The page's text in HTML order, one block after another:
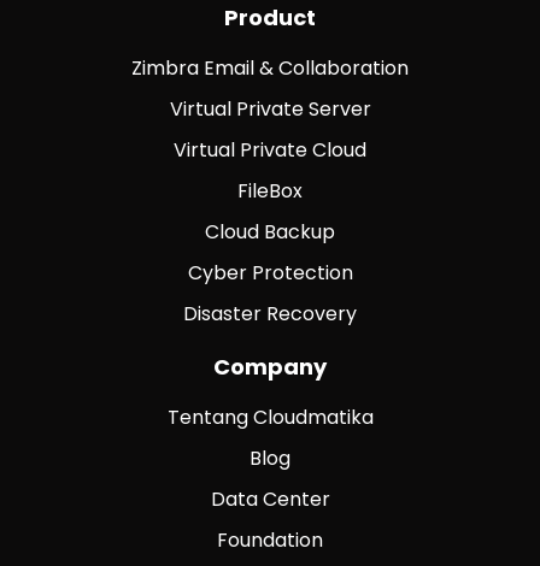
Product
Zimbra Email & Collaboration
Virtual Private Server
Virtual Private Cloud
FileBox
Cloud Backup
Cyber Protection
Disaster Recovery
Company
Tentang Cloudmatika
Blog
Data Center
Foundation